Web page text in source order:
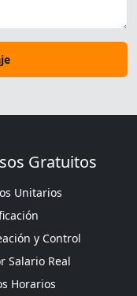
Gratuitos
Unitarios
y Control
Salario Real
Horarios